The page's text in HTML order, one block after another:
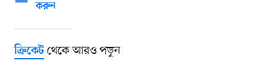
করুন
ক্রিকেটথেকে আরও পড়ুন